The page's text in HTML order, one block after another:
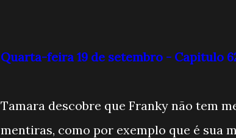
Quarta-feira 19 de setembro - Capitulo
Tamara descobre que Franky não tem
mentiras, como por exemplo que é sua